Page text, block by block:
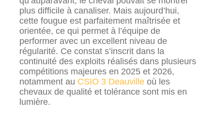
plus difficile à canaliser. Mais aujourd’hui,
cette fougue est parfaitement maîtrisée et
orientée, ce qui permet à l’équipe de
performer avec un excellent niveau de
régularité. Ce constat s’inscrit dans la
continuité des exploits réalisés dans plusieurs
compétitions majeures en 2025 et 2026,
notamment au CSIO 3 Deauville où les
chevaux de qualité et tolérance sont mis en
lumière.